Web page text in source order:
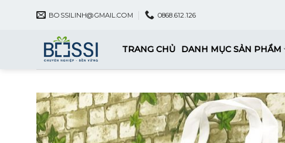
BOSSILINH@GMAIL.COM 0868.612.126
TRANG CHỦ DANH MỤC SẢN PHẨM